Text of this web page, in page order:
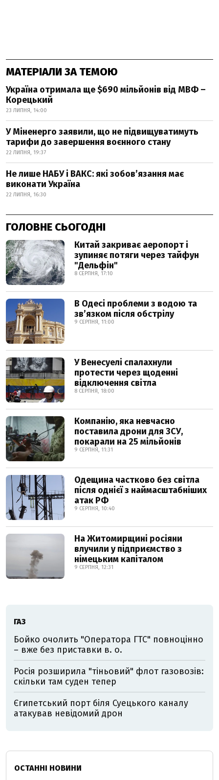
МАТЕРІАЛИ ЗА ТЕМОЮ
Україна отримала ще $690 мільйонів від МВФ –
Корецький
23 ЛИПНЯ, 14:00
У Міненерго заявили, що не підвищуватимуть
тарифи до завершення воєнного стану
22 ЛИПНЯ, 19:37
Не лише НАБУ і ВАКС: які зобов’язання має
виконати Україна
22 ЛИПНЯ, 16:30
ГОЛОВНЕ СЬОГОДНІ
Китай закриває аеропорт і
зупиняє потяги через тайфун
"Дельфін"
8 СЕРПНЯ, 17:10
В Одесі проблеми з водою та
звʼязком після обстрілу
9 СЕРПНЯ, 11:00
У Венесуелі спалахнули
протести через щоденні
відключення світла
8 СЕРПНЯ, 18:00
Компанію, яка невчасно
поставила дрони для ЗСУ,
покарали на 25 мільйонів
9 СЕРПНЯ, 11:31
Одещина частково без світла
після однієї з наймасштабніших
атак РФ
9 СЕРПНЯ, 10:40
На Житомирщині росіяни
влучили у підприємство з
німецьким капіталом
9 СЕРПНЯ, 12:31
ГАЗ
Бойко очолить "Оператора ГТС" повноцінно
– вже без приставки в. о.
Росія розширила "тіньовий" флот газовозів:
скільки там суден тепер
Єгипетський порт біля Суецького каналу
атакував невідомий дрон
ОСТАННІ НОВИНИ